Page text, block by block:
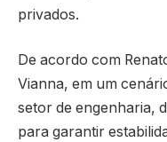
privados.
De acordo com
Vianna, em um
setor de engenharia,
para garantir